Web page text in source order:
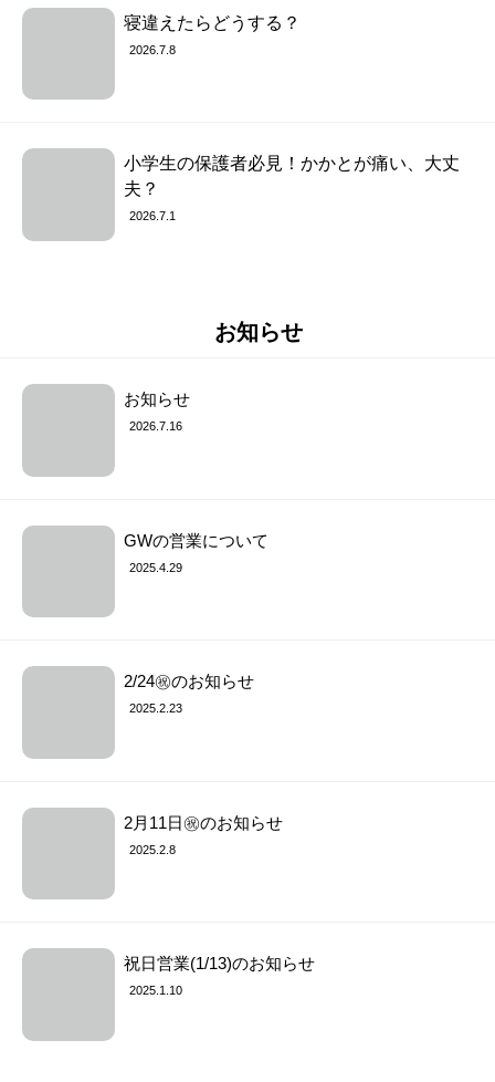
寝違えたらどうする？
2026.7.8
小学生の保護者必見！かかとが痛い、大丈
夫？
2026.7.1
お知らせ
お知らせ
2026.7.16
GWの営業について
2025.4.29
2/24㊗︎のお知らせ
2025.2.23
2月11日㊗︎のお知らせ
2025.2.8
祝日営業(1/13)のお知らせ
2025.1.10